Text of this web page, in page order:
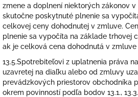
zmene a doplnení niektorých zákonov v
skutočne poskytnuté plnenie sa
celkovej ceny dohodnutej v zmluve.
plnenie sa vypočíta na základe trhovej
ak je celková cena dohodnutá v zmluve
13.5.Spotrebiteľovi z uplatnenia práva
uzavretej na diaľku alebo od zmluvy
prevádzkových priestorov obchodníka
okrem povinností podľa bodov 13.1.,